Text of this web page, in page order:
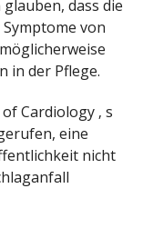
dass die
von
in der Pflege.
Cardiology ‚ s
eine
nicht